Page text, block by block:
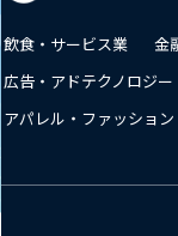
飲食・サービス業
金
広告・アドテクノロジー
アパレル・ファッション